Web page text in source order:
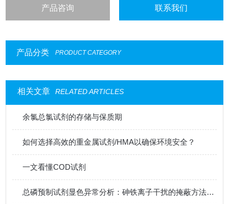
产品咨询 联系我们
产品分类 PRODUCT CATEGORY
相关文章 RELATED ARTICLES
余氯总氯试剂的存储与保质期
如何选择高效的重金属试剂/HMA以确保环境安全？
一文看懂COD试剂
总磷预制试剂显色异常分析：砷铁离子干扰的掩蔽方法与质控样验证